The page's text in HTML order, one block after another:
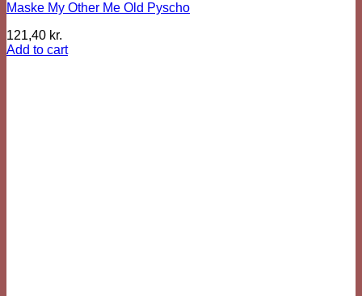
Maske My Other Me Old Pyscho
121,40 kr.
Add to cart